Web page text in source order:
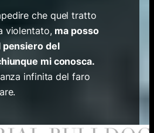
che quel tratto
violentato, ma posso
pensiero del
mi conosca.
infinita del faro